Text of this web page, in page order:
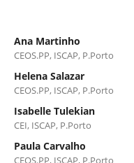
Ana Martinho
CEOS.PP, ISCAP, P.Porto
Helena Salazar
CEOS.PP, ISCAP, P.Porto
Isabelle Tulekian
CEI, ISCAP, P.Porto
Paula Carvalho
CEOS.PP, ISCAP, P.Porto